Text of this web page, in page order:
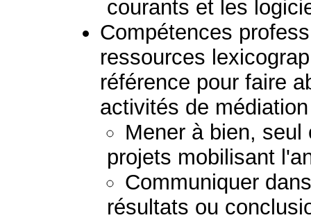
courants et les
Compétences
ressources
référence pour faire
activités de
Mener à bien,
projets mobilisant
Communiquer
résultats ou